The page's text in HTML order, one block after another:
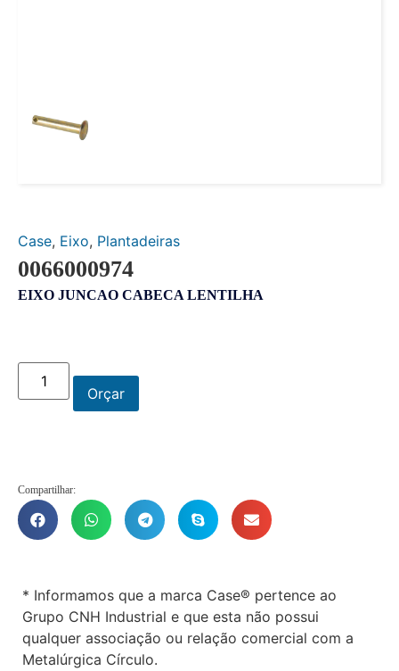
Case, Eixo, Plantadeiras
0066000974
EIXO JUNCAO CABECA LENTILHA
Orçar
Compartilhar:
* Informamos que a marca Case® pertence ao
Grupo CNH Industrial e que esta não possui
qualquer associação ou relação comercial com a
Metalúrgica Círculo.